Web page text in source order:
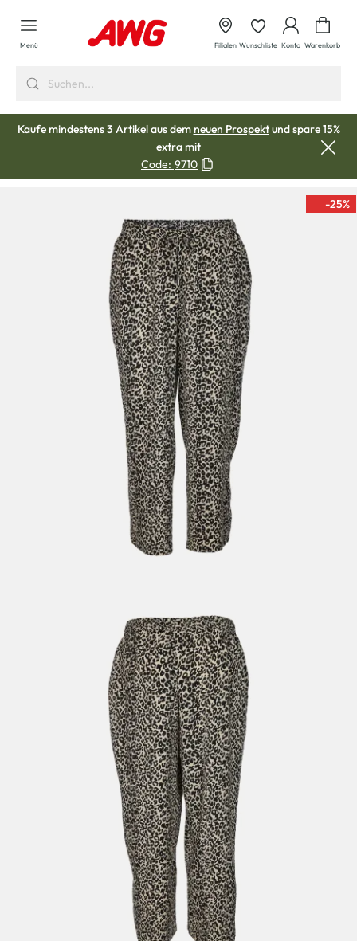
springen
Menü Filialen Wunschliste Konto Warenkorb
Kaufe mindestens 3 Artikel aus demneuen Prospektund spare 15%
extra mit
Code: 9710
-25%